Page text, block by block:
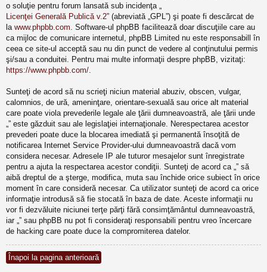
o soluţie pentru forum lansată sub incidenţa „
Licenţei Generală Publică v.2” (abreviată „GPL”) şi poate fi descărcat de
la www.phpbb.com . Software-ul phpBB facilitează doar discuţiile care au
ca mijloc de comunicare internetul, phpBB Limited nu este responsabill în
ceea ce site-ul acceptă sau nu din punct de vedere al conţinutului permis
şi/sau a conduitei. Pentru mai multe informaţii despre phpBB, vizitaţi:
https://www.phpbb.com/
Sunteţi de acord să nu scrieţi niciun material abuziv, obscen, vulgar,
calomnios, de ură, ameninţare, orientare-sexuală sau orice alt material
care poate viola prevederile legale ale ţării dumneavoastră, ale ţării unde
„” este găzduit sau ale legislaţiei internaţionale. Nerespectarea acestor
prevederi poate duce la blocarea imediată şi permanentă însoţită de
notificarea Internet Service Provider-ului dumneavoastră dacă vom
considera necesar. Adresele IP ale tuturor mesajelor sunt înregistrate
pentru a ajuta la respectarea acestor condiţii. Sunteţi de acord ca „” să
aibă dreptul de a şterge, modifica, muta sau închide orice subiect în orice
moment în care consideră necesar. Ca utilizator sunteţi de acord ca orice
informaţie introdusă să fie stocată în baza de date. Aceste informaţii nu
vor fi dezvăluite niciunei terţe părţi fără consimţământul dumneavoastră,
iar „” sau phpBB nu pot fi consideraţi responsabili pentru vreo încercare
de hacking care poate duce la compromiterea datelor.
Înapoi la pagina anterioară